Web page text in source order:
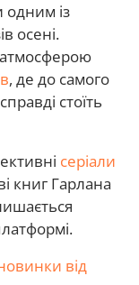
одним із
осені.
атмосферою
, де до самого
стоїть
серіали
книг Гарлана
від